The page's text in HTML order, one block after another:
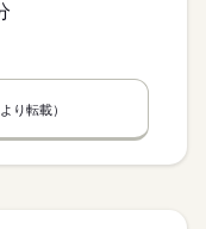
り転載）